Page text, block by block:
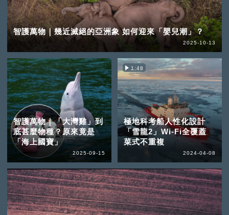
智護萬物｜幾近滅絕的亞洲象 如何迎來「嬰兒潮」？
2025-10-13
智護萬物｜「大灣雞」到
底甚麼物種？原來竟是
「海上國寶」
2025-09-15
1:48
極地科考船人性化設計
「雪龍2」Wi-Fi全覆蓋
菜式不重複
2024-04-08